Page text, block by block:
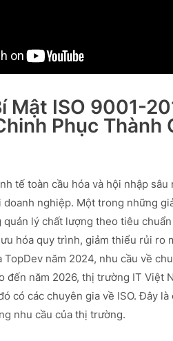
Mật ISO 9001-
Phục Thành
tế toàn cầu hóa và hội nhập
doanh nghiệp. Một trong những
lý chất lượng theo tiêu
hóa quy trình, giảm thiểu rủi ro
TopDev năm 2024, nhu cầu về
đến năm 2026, thị trường IT Việt
có các chuyên gia về ISO. Đây
nhu cầu của thị trường.